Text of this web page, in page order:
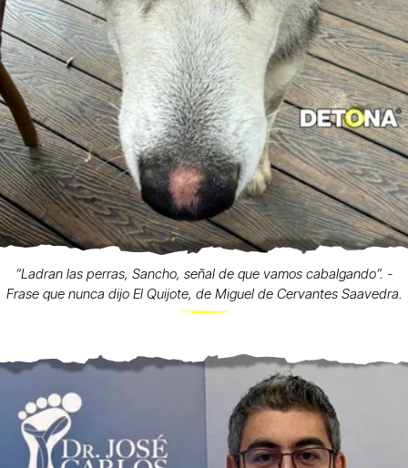
“Ladran las perras, Sancho, señal de que vamos cabalgando”. -
Frase que nunca dijo El Quijote, de Miguel de Cervantes Saavedra.